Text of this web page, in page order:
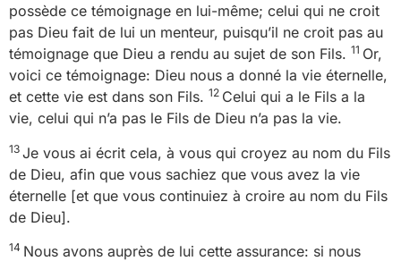
possède ce témoignage en lui-même; celui qui ne croit
pas Dieu fait de lui un menteur, puisqu’il ne croit pas au
témoignage que Dieu a rendu au sujet de son Fils. 11 Or,
voici ce témoignage: Dieu nous a donné la vie éternelle,
et cette vie est dans son Fils. 12 Celui qui a le Fils a la
vie, celui qui n’a pas le Fils de Dieu n’a pas la vie.
13 Je vous ai écrit cela, à vous qui croyez au nom du Fils
de Dieu, afin que vous sachiez que vous avez la vie
éternelle [et que vous continuiez à croire au nom du Fils
de Dieu].
14 Nous avons auprès de lui cette assurance: si nous